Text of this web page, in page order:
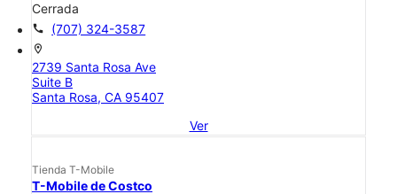
Cerrada
call (707) 324-3587
location_on
2739 Santa Rosa Ave
Suite B
Santa Rosa, CA 95407
Ver
Tienda T-Mobile
T-Mobile de Costco